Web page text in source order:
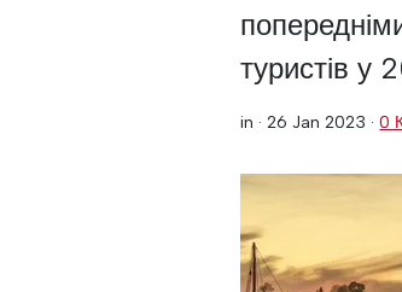
туристів у
in ·26 Jan 2023 ·0